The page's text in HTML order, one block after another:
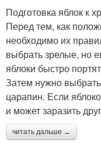
Подготовка яблок к
Перед тем, как
необходимо их
выбрать зрелые, но
яблоки быстро
Затем нужно
царапин. Если
и может заразить
читать дальше →